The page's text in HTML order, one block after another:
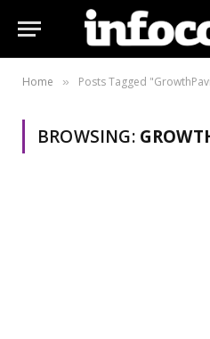
Home » Posts Tagged
BROWSING: